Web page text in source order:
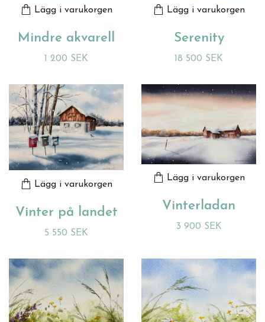
Lägg i varukorgen
Mindre akvarell
1 200 SEK
Lägg i varukorgen
Serenity
18 500 SEK
Lägg i varukorgen
Vinter på landet
5 550 SEK
Lägg i varukorgen
Vinterladan
3 900 SEK